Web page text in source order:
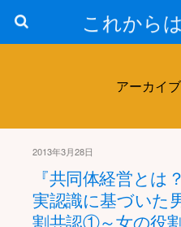
これから
アーカイ
2013年3月28日
『共同体経営と
実認識に基づいた
割共認①～女の役